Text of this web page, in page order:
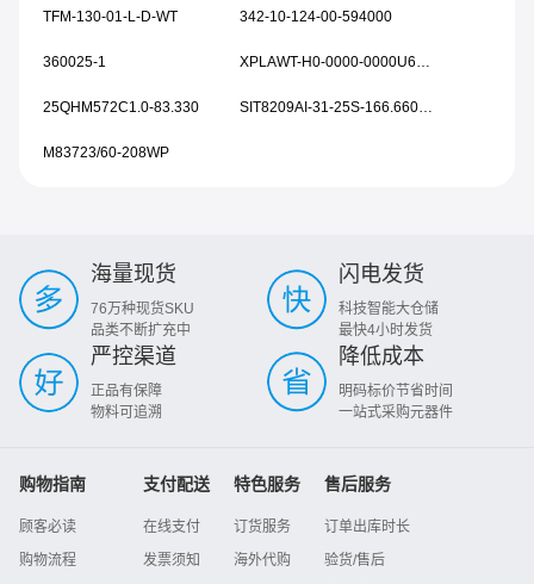
TFM-130-01-L-D-WT 342-10-124-00-594000
360025-1 XPLAWT-H0-0000-0000U6053
25QHM572C1.0-83.330 SIT8209AI-31-25S-166.660000
M83723/60-208WP
海量现货
76万种现货SKU
品类不断扩充中
闪电发货
科技智能大仓储
最快4小时发货
严控渠道
正品有保障
物料可追溯
降低成本
明码标价节省时间
一站式采购元器件
购物指南
顾客必读
购物流程
支付配送
在线支付
发票须知
特色服务
订货服务
海外代购
售后服务
订单出库时长
验货/售后